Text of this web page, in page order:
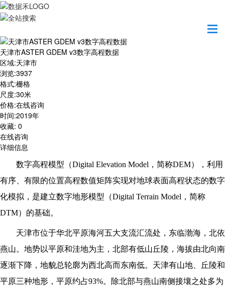
天津市ASTER GDEM v3数字高程数据
区域:天津市
浏览:3937
格式:栅格
尺度:30米
价格:在线咨询
时间:2019年
收藏: 0
在线咨询
详细信息
数字高程模型（Digital Elevation Model，简称DEM），利用
有序、有限的位置高程数值矩阵实现对地球表面高程状态的数字
化模拟，是建立数字地形模型（Digital Terrain Model，简称
DTM）的基础。
天津市位于华北平原海河五大支流汇流处，东临渤海，北依
燕山。地势以平原和洼地为主，北部有低山丘陵，海拔由北向南
逐渐下降，地貌总轮廓为西北高而东南低。天津有山地、丘陵和
平原三种地形，平原约占93%。除北部与燕山南侧接壤之处多为